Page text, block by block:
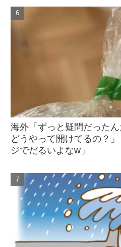
海外「ずっと疑問だった
どうやって開けてるの？
ジでだるいよなw」